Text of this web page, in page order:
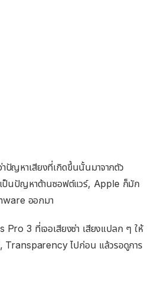
ญหาเสียงที่เกิดขึ้นนั้นมาจากตัว
ป็นปัญหาด้านซอฟต์แวร์, Apple ก็มัก
ออกมา
Pro 3 ที่เจอเสียงซ่า เสียงแปลก ๆ ให้
Transparency ไปก่อน แล้วรอดูการ